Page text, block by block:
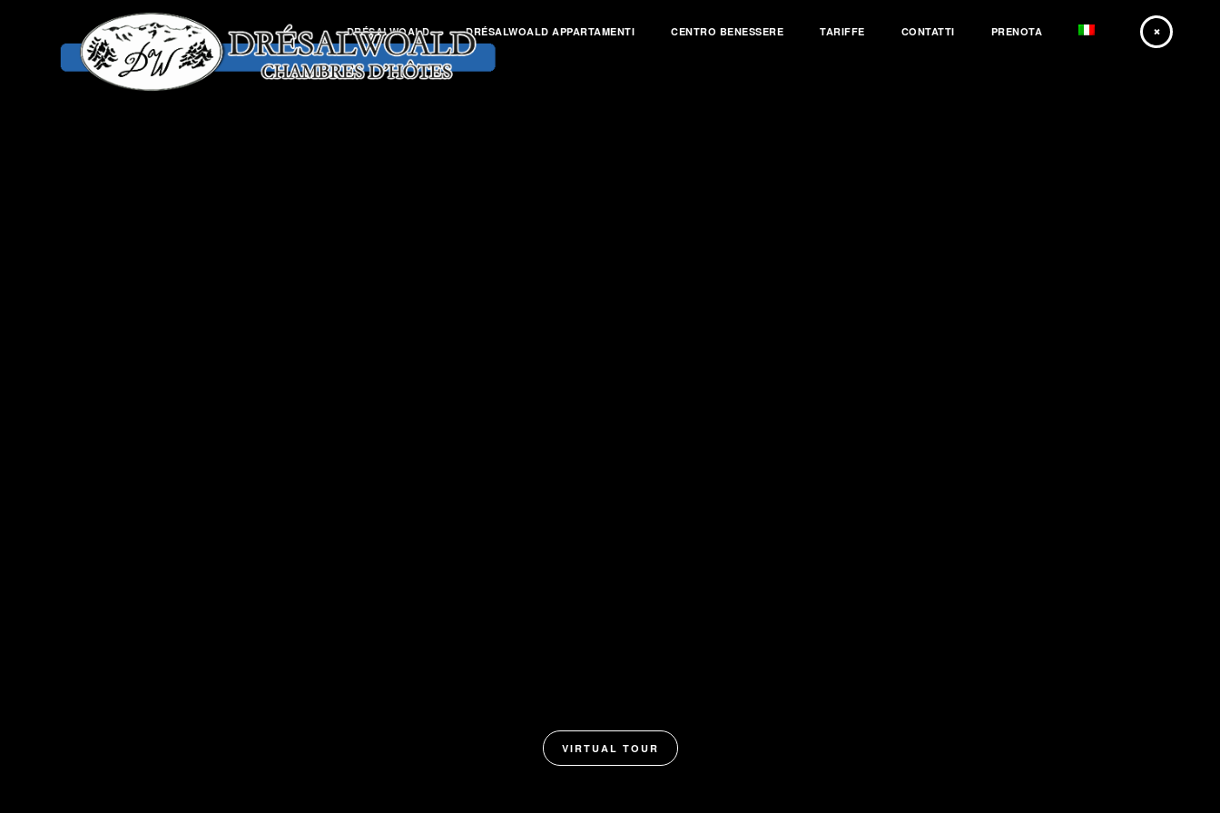
DRÉSALWOALD DRÉSALWOALD APPARTAMENTI CENTRO BENESSERE TARIFFE CONTATTI PRENOTA
VIRTUAL TOUR